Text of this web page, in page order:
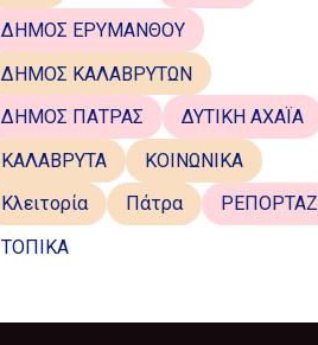
ΔΗΜΟΣ ΕΡΥΜΑΝΘΟΥ
ΔΗΜΟΣ ΚΑΛΑΒΡΥΤΩΝ
ΔΗΜΟΣ ΠΑΤΡΑΣ
ΔΥΤΙΚΗ ΑΧΑΪΑ
ΚΑΛΑΒΡΥΤΑ
ΚΟΙΝΩΝΙΚΑ
Κλειτορία
Πάτρα
ΡΕΠΟΡΤΑΖ
ΤΟΠΙΚΑ